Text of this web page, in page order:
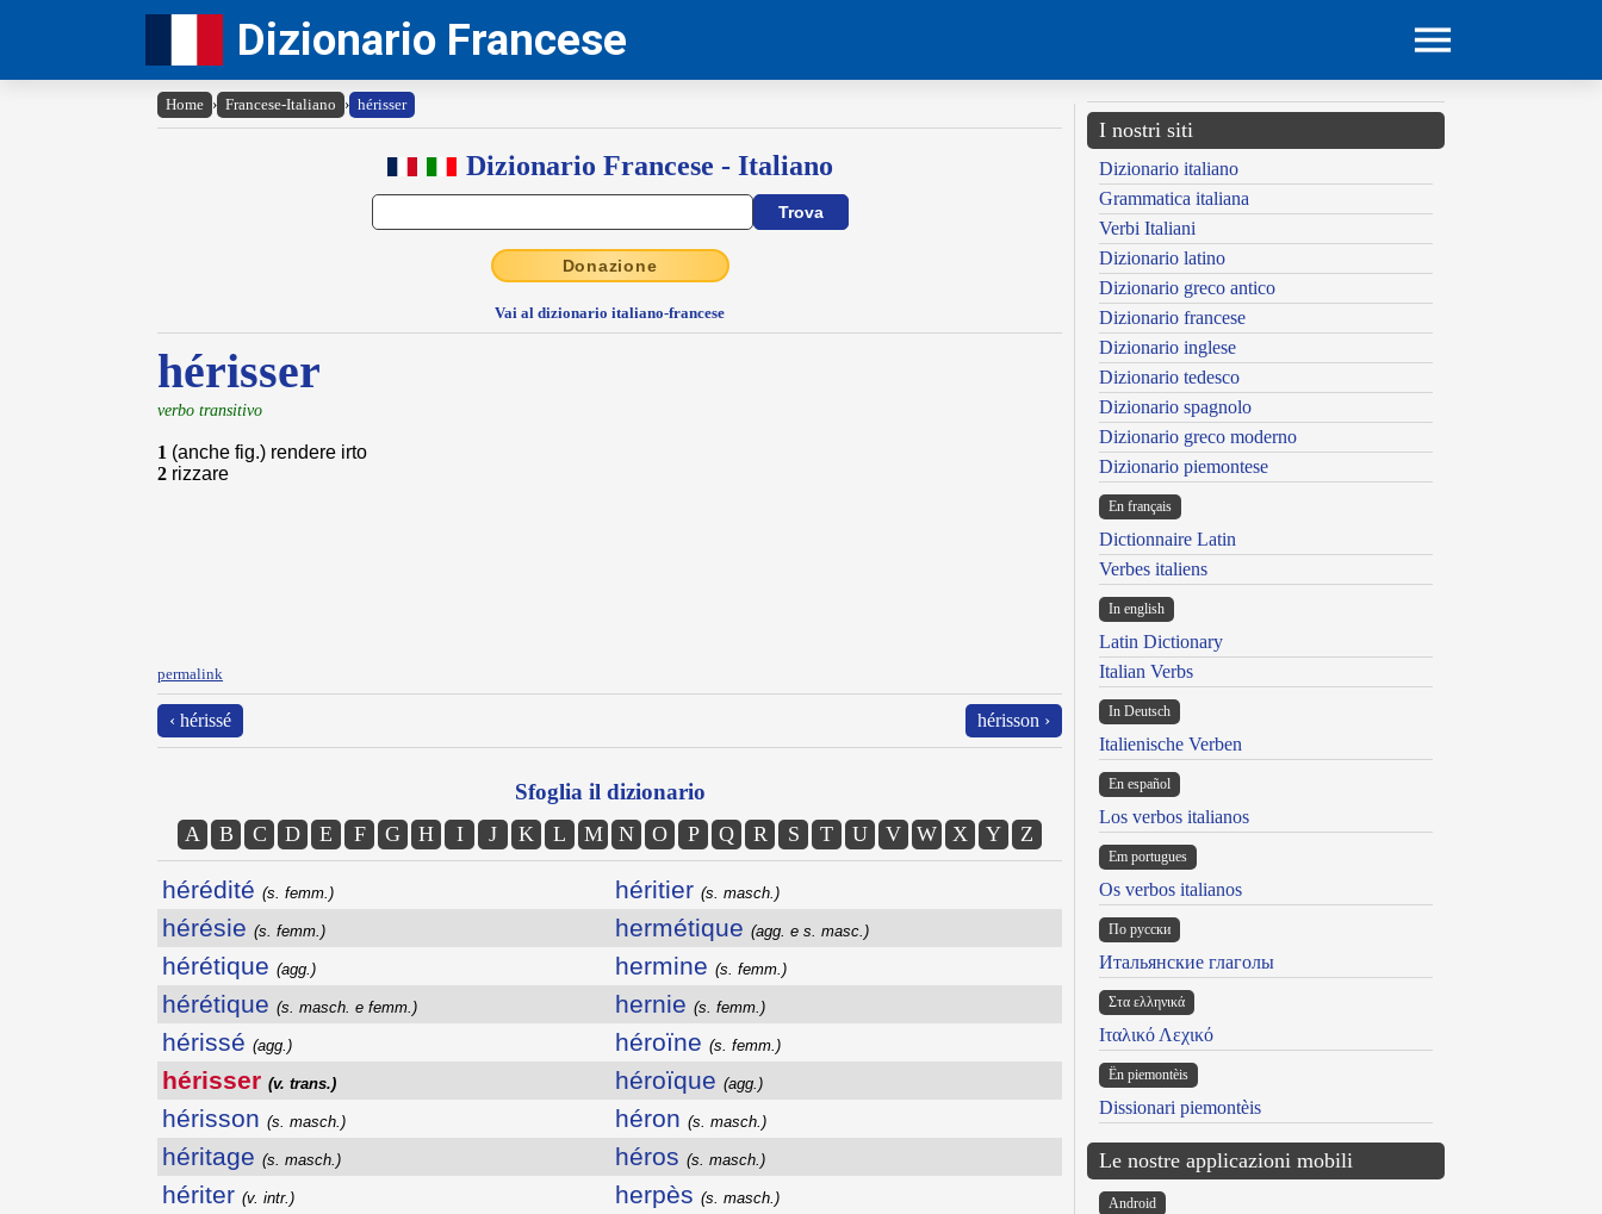
Dizionario Francese
Home › Francese-Italiano › hérisser
Dizionario Francese - Italiano
Donazione
Vai al dizionario italiano-francese
hérisser
verbo transitivo
1 (anche fig.) rendere irto
2 rizzare
permalink
‹ hérissé hérisson ›
Sfoglia il dizionario
A B C D E F G H I J K L M N O P Q R S T U V W X Y Z
hérédité (s. femm.)
hérésie (s. femm.)
hérétique (agg.)
hérétique (s. masch. e femm.)
hérissé (agg.)
hérisser (v. trans.)
hérisson (s. masch.)
héritage (s. masch.)
hériter (v. intr.)
héritier (s. masch.)
hermétique (agg. e s. masc.)
hermine (s. femm.)
hernie (s. femm.)
héroïne (s. femm.)
héroïque (agg.)
héron (s. masch.)
héros (s. masch.)
herpès (s. masch.)
I nostri siti
Dizionario italiano
Grammatica italiana
Verbi Italiani
Dizionario latino
Dizionario greco antico
Dizionario francese
Dizionario inglese
Dizionario tedesco
Dizionario spagnolo
Dizionario greco moderno
Dizionario piemontese
En français
Dictionnaire Latin
Verbes italiens
In english
Latin Dictionary
Italian Verbs
In Deutsch
Italienische Verben
En español
Los verbos italianos
Em portugues
Os verbos italianos
По русски
Итальянские глаголы
Στα ελληνικά
Ιταλικό Λεχικό
Ën piemontèis
Dissionari piemontèis
Le nostre applicazioni mobili
Android